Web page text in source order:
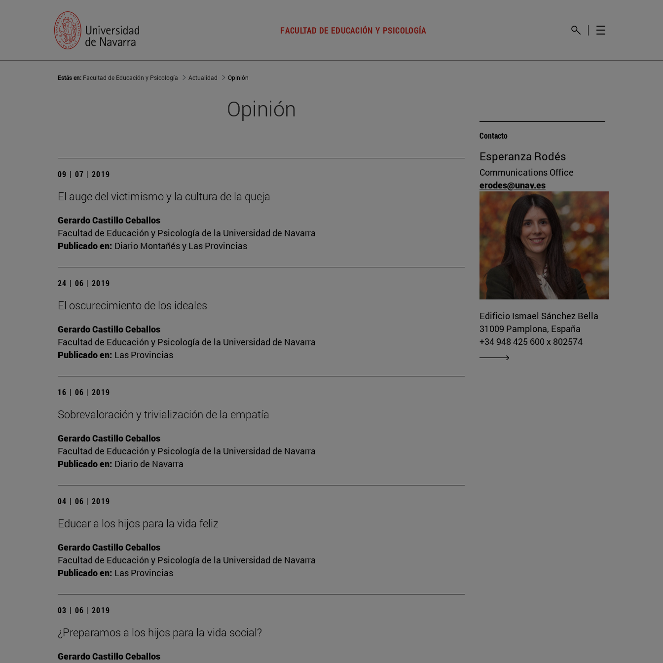
FACULTAD DE EDUCACIÓN Y PSICOLOGÍA
Estás en: Facultad de Educación y Psicología Actualidad Opinión
Opinión
09 | 07 | 2019
El auge del victimismo y la cultura de la queja
Gerardo Castillo Ceballos
Facultad de Educación y Psicología de la Universidad de Navarra
Publicado en: Diario Montañés y Las Provincias
24 | 06 | 2019
El oscurecimiento de los ideales
Gerardo Castillo Ceballos
Facultad de Educación y Psicología de la Universidad de Navarra
Publicado en: Las Provincias
16 | 06 | 2019
Sobrevaloración y trivialización de la empatía
Gerardo Castillo Ceballos
Facultad de Educación y Psicología de la Universidad de Navarra
Publicado en: Diario de Navarra
04 | 06 | 2019
Educar a los hijos para la vida feliz
Gerardo Castillo Ceballos
Facultad de Educación y Psicología de la Universidad de Navarra
Publicado en: Las Provincias
03 | 06 | 2019
¿Preparamos a los hijos para la vida social?
Gerardo Castillo Ceballos
Contacto
Esperanza Rodés
Communications Office
erodes@unav.es
Edificio Ismael Sánchez Bella
31009 Pamplona, España
+34 948 425 600 x 802574